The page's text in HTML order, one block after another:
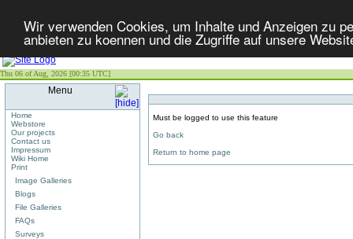
Wir verwenden Cookies, um Inhalte und Anzeigen zu
anbieten zu koennen und die Zugriffe auf unsere
Thu 06 of Aug, 2026 [00:35 UTC]
Menu
Home
Webstore
Our projects
Contact us
Impressum
Wiki Home
Print
Image Galleries
Blogs
File Galleries
FAQs
Surveys
Must be logged to use this feature
Go back
Return to home page